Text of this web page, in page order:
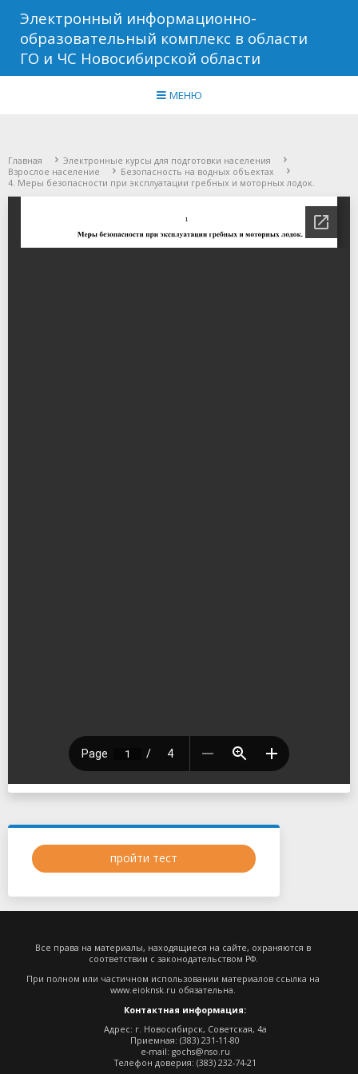
Электронный информационно-
образовательный комплекс в области
ГО и ЧС Новосибирской области
МЕНЮ
Главная
Электронные курсы для подготовки населения
Взрослое население
Безопасность на водных объектах
4. Меры безопасности при эксплуатации гребных и моторных лодок.
пройти тест
Все права на материалы, находящиеся на сайте, охраняются в
соответствии с законодательством РФ.
При полном или частичном использовании материалов ссылка на
www.eioknsk.ru обязательна.
Контактная информация:
Адрес: г. Новосибирск, Советская, 4а
Приемная: (383) 231-11-80
e-mail: gochs@nso.ru
Телефон доверия: (383) 232-74-21